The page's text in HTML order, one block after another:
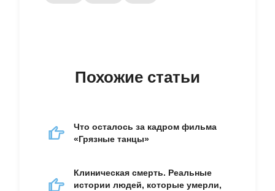
Похожие статьи
Что осталось за кадром фильма
«Грязные танцы»
Клиническая смерть. Реальные
истории людей, которые умерли,